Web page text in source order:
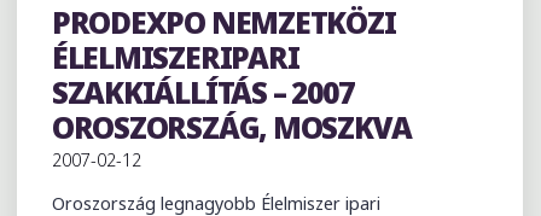
Kiállítás
PRODEXPO NEMZETKÖZI
ÉLELMISZERIPARI
SZAKKIÁLLÍTÁS – 2007
OROSZORSZÁG, MOSZKVA
2007-02-12
Oroszország legnagyobb Élelmiszer ipari